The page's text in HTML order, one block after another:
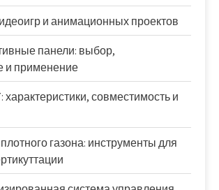
и анимационных проектов
панели: выбор,
и применение
характеристики, совместимость и
газона: инструменты для